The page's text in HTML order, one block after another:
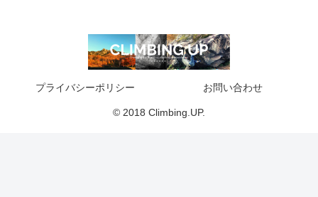
プライバシーポリシー お問い合わせ
© 2018 Climbing.UP.